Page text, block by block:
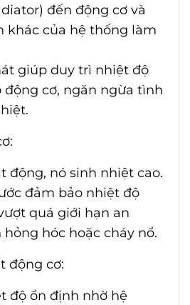
đến động cơ và
khác của hệ thống làm
giúp duy trì nhiệt độ
động cơ, ngăn ngừa tình
động, nó sinh nhiệt cao.
đảm bảo nhiệt độ
quá giới hạn an
hóc hoặc cháy nổ.
động cơ:
độ ổn định nhờ hệ